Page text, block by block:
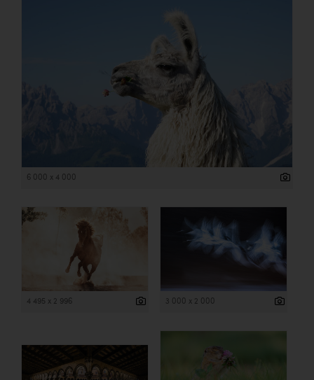
6 000 x 4 000
4 495 x 2 996 3 000 x 2 000